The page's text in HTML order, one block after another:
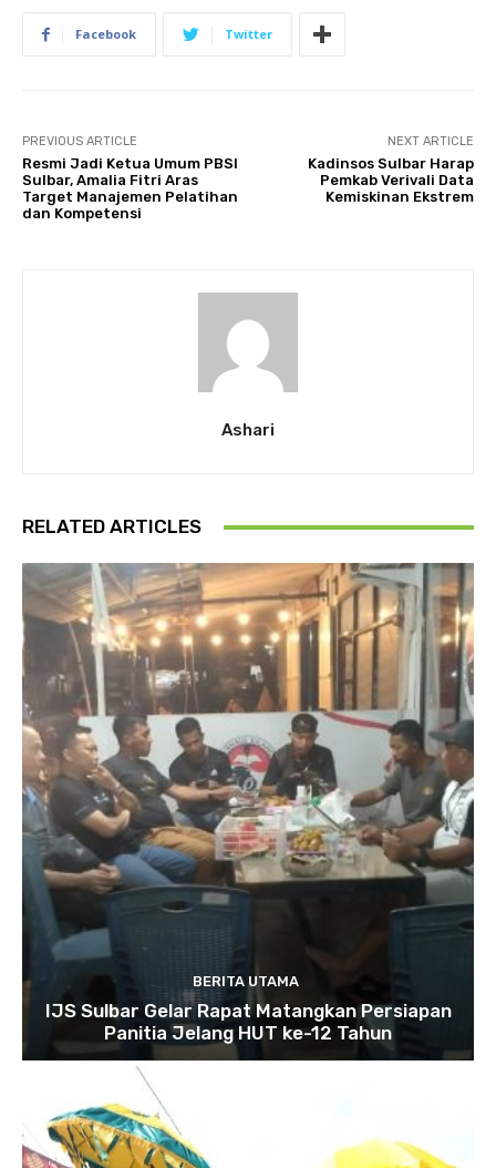
Facebook Twitter
PREVIOUS ARTICLE
Resmi Jadi Ketua Umum PBSI
Sulbar, Amalia Fitri Aras
Target Manajemen Pelatihan
dan Kompetensi
NEXT ARTICLE
Kadinsos Sulbar Harap
Pemkab Verivali Data
Kemiskinan Ekstrem
Ashari
RELATED ARTICLES
BERITA UTAMA
IJS Sulbar Gelar Rapat Matangkan Persiapan
Panitia Jelang HUT ke-12 Tahun